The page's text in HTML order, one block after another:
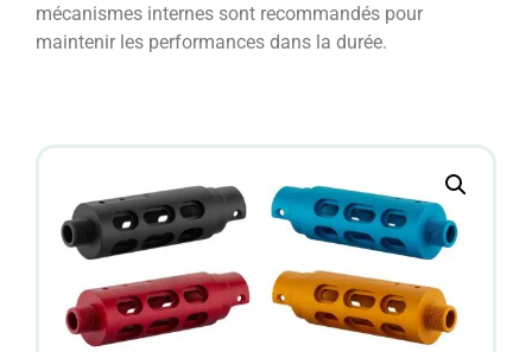
mécanismes internes sont recommandés pour
maintenir les performances dans la durée.